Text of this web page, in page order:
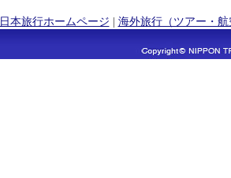
日本旅行ホームページ | 海外旅行（ツアー・航